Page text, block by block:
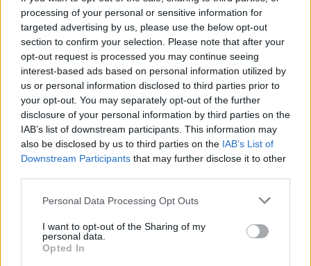
processing of your personal or sensitive information for
targeted advertising by us, please use the below opt-out
section to confirm your selection. Please note that after your
opt-out request is processed you may continue seeing
interest-based ads based on personal information utilized by
us or personal information disclosed to third parties prior to
your opt-out. You may separately opt-out of the further
disclosure of your personal information by third parties on the
IAB’s list of downstream participants. This information may
also be disclosed by us to third parties on the IAB’s List of
Downstream Participants that may further disclose it to other
Personal Data Processing Opt Outs
I want to opt-out of the Sharing of my
personal data.
Opted In